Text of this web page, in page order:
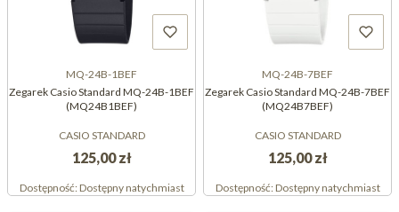
MQ-24B-1BEF
Zegarek Casio Standard MQ-24B-1BEF
(MQ24B1BEF)
CASIO STANDARD
125,00 zł
Dostępność:Dostępny natychmiast
MQ-24B-7BEF
Zegarek Casio Standard MQ-24B-7BEF
(MQ24B7BEF)
CASIO STANDARD
125,00 zł
Dostępność:Dostępny natychmiast